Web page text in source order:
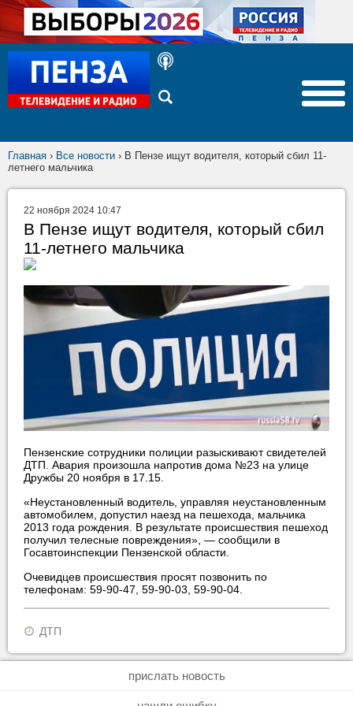
Главная › Все новости › В Пензе ищут водителя, который сбил 11-
летнего мальчика
22 ноября 2024 10:47
В Пензе ищут водителя, который сбил
11-летнего мальчика
Пензенские сотрудники полиции разыскивают свидетелей
ДТП. Авария произошла напротив дома №23 на улице
Дружбы 20 ноября в 17.15.
«Неустановленный водитель, управляя неустановленным
автомобилем, допустил наезд на пешехода, мальчика
2013 года рождения. В результате происшествия пешеход
получил телесные повреждения», — сообщили в
Госавтоинспекции Пензенской области.
Очевидцев происшествия просят позвонить по
телефонам: 59-90-47, 59-90-03, 59-90-04.
ДТП
прислать новость